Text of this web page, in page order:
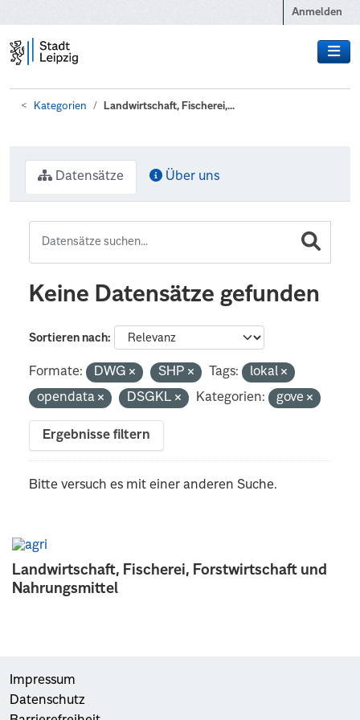
Anmelden
Kategorien Landwirtschaft, Fischerei,...
Landwirtschaft, Fischerei, Forstwirtschaft und
Nahrungsmittel
Datensätze Über uns
Keine Datensätze gefunden
Sortieren nach
Formate: DWG SHP Tags:
lokal
opendata
DSGKL Kategorien: gove
Ergebnisse filtern
Bitte versuch es mit einer anderen Suche.
Impressum
Datenschutz